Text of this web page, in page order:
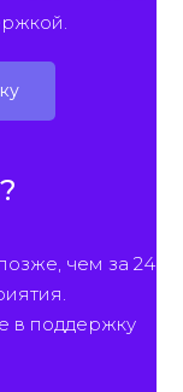
чем за 24
в поддержку